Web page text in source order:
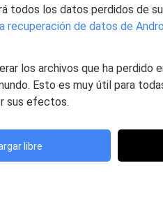
todos los datos perdidos de
recuperación de datos de
los archivos que ha
Esto es muy útil para
sus efectos.
libre